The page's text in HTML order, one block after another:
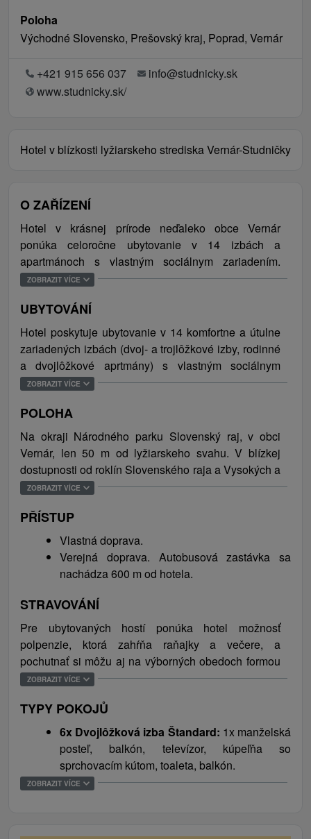
Poloha
Východné Slovensko, Prešovský kraj, Poprad, Vernár
+421 915 656 037
info@studnicky.sk
www.studnicky.sk/
Hotel v blízkosti lyžiarskeho strediska Vernár-Studničky
O ZAŘÍZENÍ
Hotel v krásnej prírode neďaleko obce Vernár
ponúka celoročne ubytovanie v 14 izbách a
apartmánoch s vlastným sociálnym zariadením.
Súčasťou hotela je reštaurácia a príjemne si
možnosť grilovania. Najmenší návštevníci sa potešia
a zabavia v detskom kútiku. Nechýba ani miestnosť
na odkladanie lyží alebo bicyklov. Bezplatné WiFi
pripojenie na internet je v reštaurácii a na recepcii,
parkovanie je zabezpečené priamo pred hotelom.
Prostredie priam ideálne na strávenie dovolenky pre
rodiny s deťmi, skupinu priateľov, či firemné akcie.
Obec Vernár ma strategickú polohu, z ktorej je
možné podnikať pešie túry do Slovenského raja ako
aj Nízkych a Vysokých Tatier, výlety za poznávaním
kultúrnych pamiatok Spiša a Gemera (Levoča,
Spišský hrad, Betliar, Krásna Hôrka), alebo navštíviť
Vrbov. Priamo v obci, hneď pri ubytovaní, sa
nachádza aj lyžiarske stredisko Studničky. Milovníci
koní si môžu zajazdiť na Ranči pod Ostrou alebo
Ranči u Trapera.
ZOBRAZIT VÍCE
UBYTOVÁNÍ
Hotel poskytuje ubytovanie v 14 komfortne a útulne
zariadených izbách (dvoj- a trojlôžkové izby, rodinné
a dvojlôžkové aprtmány) s vlastným sociálnym
zariadením (sprchový kút, toaleta) a nádherným
kapacita hotela je 42 osôb (30x lôžko, 12x prístelka).
ZOBRAZIT VÍCE
POLOHA
Na okraji Národného parku Slovenský raj, v obci
Vernár, len 50 m od lyžiarskeho svahu. V blízkej
dostupnosti od roklín Slovenského raja a Vysokých a
Nízkych Tatier.
ZOBRAZIT VÍCE
PŘÍSTUP
Vlastná doprava.
Verejná doprava. Autobusová zastávka sa
nachádza 600 m od hotela.
STRAVOVÁNÍ
Pre ubytovaných hostí ponúka hotel možnosť
polpenzie, ktorá zahŕňa raňajky a večere, a
pochutnať si môžu aj na výborných obedoch formou
denného menu. K dispozícii je hotelový bar s
ZOBRAZIT VÍCE
TYPY POKOJŮ
6x Dvojlôžková izba Štandard: 1x manželská
posteľ, balkón, televízor, kúpeľňa so
sprchovacím kútom, toaleta, balkón.
2x Trojlôžková izba Štandard:1x manželská
ZOBRAZIT VÍCE